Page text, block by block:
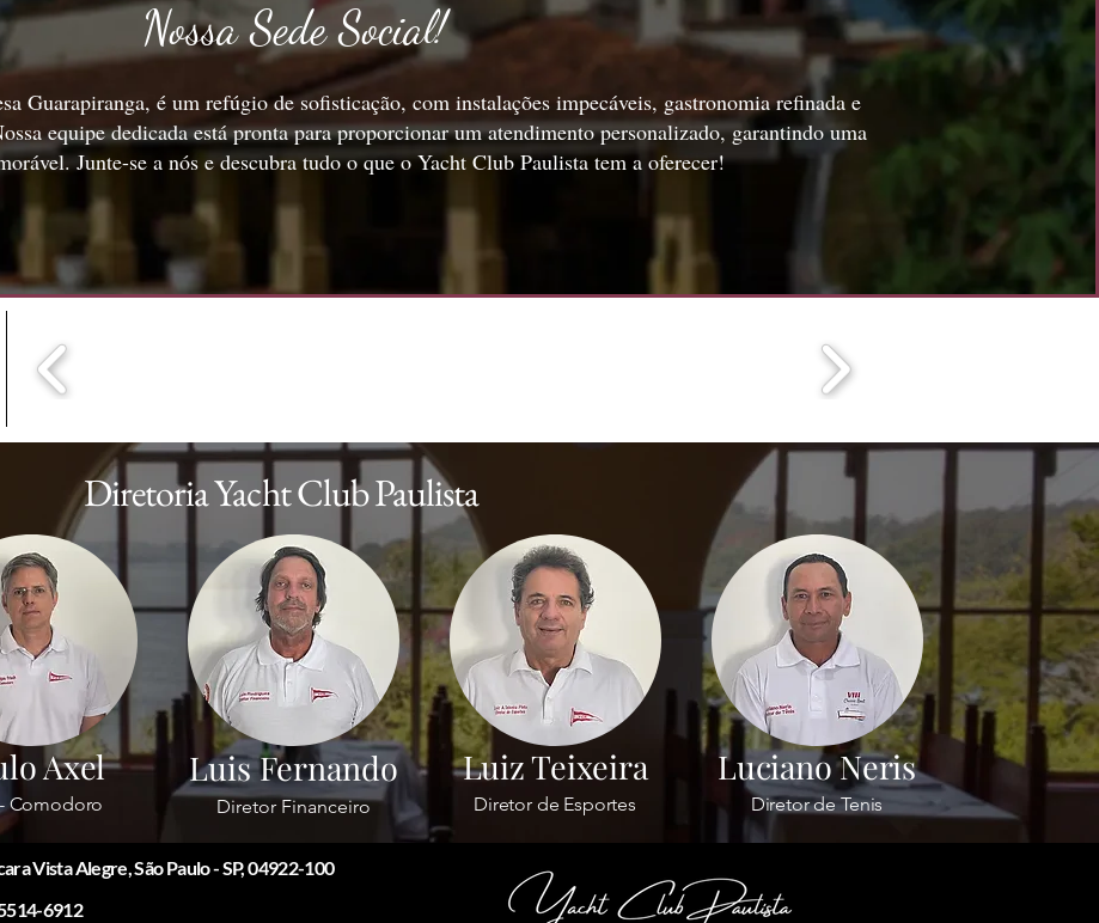
Nossa Sede Social!
Guarapiranga, é um refúgio de sofisticação, com instalações impecáveis, gastronomia refinada e
equipe dedicada está pronta para proporcionar um atendimento personalizado, garantindo uma
Junte-se a nós e descubra tudo o que o Yacht Club Paulista tem a oferecer!
Diretoria Yacht Club Paulista
Axel
Comodoro
Luis Fernando
Diretor Financeiro
Luiz Teixeira
Diretor de Esportes
Luciano Neris
Diretor de Tenis
Vista Alegre, São Paulo - SP, 04922-100
6912